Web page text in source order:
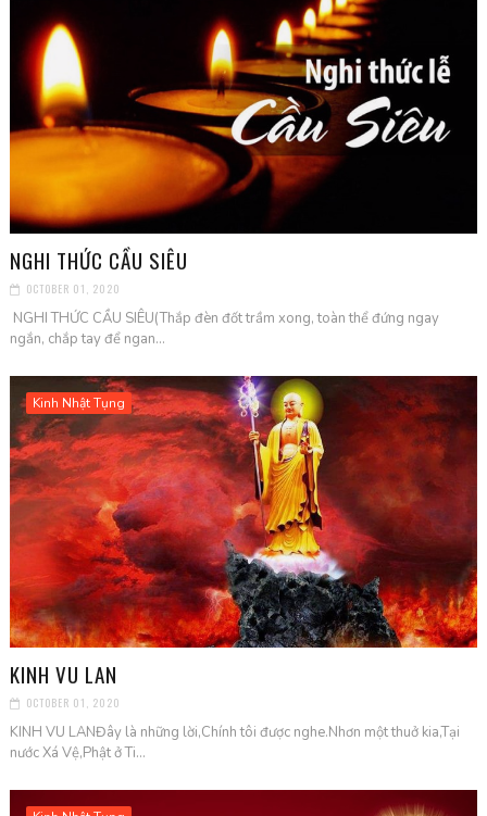
NGHI THỨC CẦU SIÊU
OCTOBER 01, 2020
NGHI THỨC CẦU SIÊU(Thắp đèn đốt trầm xong, toàn thể đứng ngay
ngắn, chắp tay để ngan...
Kinh Nhật Tụng
KINH VU LAN
OCTOBER 01, 2020
KINH VU LANĐây là những lời,Chính tôi được nghe.Nhơn một thuở kia,Tại
nước Xá Vệ,Phật ở Ti...